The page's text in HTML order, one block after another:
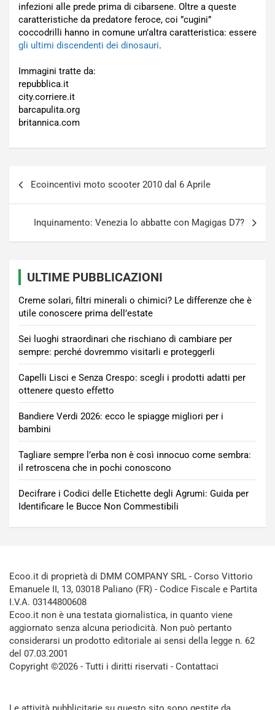
infezioni alle prede prima di cibarsene. Oltre a queste
caratteristiche da predatore feroce, coi ”cugini”
coccodrilli hanno in comune un’altra caratteristica: essere
gli ultimi discendenti dei dinosauri.
Immagini tratte da:
repubblica.it
city.corriere.it
barcapulita.org
britannica.com
Ecoincentivi moto scooter 2010 dal 6 Aprile
Inquinamento: Venezia lo abbatte con Magigas D7?
ULTIME PUBBLICAZIONI
Creme solari, filtri minerali o chimici? Le differenze che è
utile conoscere prima dell’estate
Sei luoghi straordinari che rischiano di cambiare per
sempre: perché dovremmo visitarli e proteggerli
Capelli Lisci e Senza Crespo: scegli i prodotti adatti per
ottenere questo effetto
Bandiere Verdi 2026: ecco le spiagge migliori per i
bambini
Tagliare sempre l’erba non è così innocuo come sembra:
il retroscena che in pochi conoscono
Decifrare i Codici delle Etichette degli Agrumi: Guida per
Identificare le Bucce Non Commestibili
Ecoo.it di proprietà di DMM COMPANY SRL - Corso Vittorio
Emanuele II, 13, 03018 Paliano (FR) - Codice Fiscale e Partita
I.V.A. 03144800608
Ecoo.it non è una testata giornalistica, in quanto viene
aggiornato senza alcuna periodicità. Non può pertanto
considerarsi un prodotto editoriale ai sensi della legge n. 62
del 07.03.2001
Copyright ©2026 - Tutti i diritti riservati - Contattaci